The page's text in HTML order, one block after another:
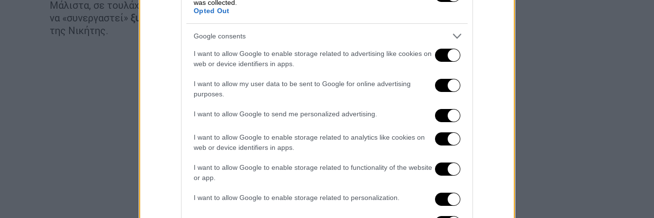
was collected.
Opted Out
Google consents
I want to allow Google to enable storage related to advertising like cookies on
web or device identifiers in apps.
I want to allow my user data to be sent to Google for online advertising
purposes.
I want to allow Google to send me personalized advertising.
I want to allow Google to enable storage related to analytics like cookies on
web or device identifiers in apps.
I want to allow Google to enable storage related to functionality of the website
or app.
I want to allow Google to enable storage related to personalization.
Μάλιστα, σε τουλάχιστον μία περίπτωση, ένας
να «συνεργαστεί» ξυλοκοπήθηκε άγρια
της Νικήτης.